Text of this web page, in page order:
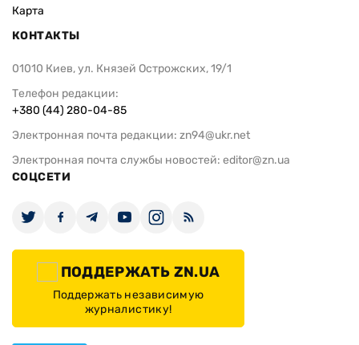
Карта
КОНТАКТЫ
01010 Киев, ул. Князей Острожских, 19/1
Телефон редакции:
+380 (44) 280-04-85
Электронная почта редакции: zn94@ukr.net
Электронная почта службы новостей: editor@zn.ua
СОЦСЕТИ
ПОДДЕРЖАТЬ ZN.UA
Поддержать независимую
журналистику!